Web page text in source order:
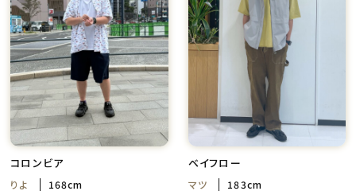
コロンビア
りよ 168cm
ベイフロー
マツ 183cm